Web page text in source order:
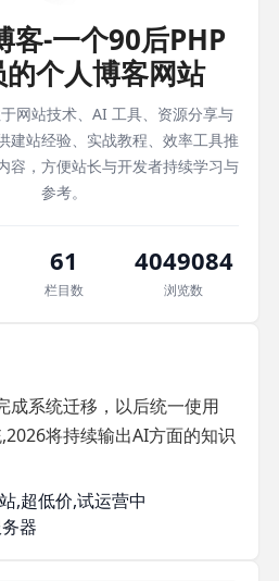
客-一个90后PHP
个人博客网站
网站技术、AI 工具、资源分享与
建站经验、实战教程、效率工具推
容，方便站长与开发者持续学习与
参考。
61
栏目数
4049084
浏览数
成系统迁移，以后统一使用
将持续输出AI方面的知识
,超低价,试运营中
器